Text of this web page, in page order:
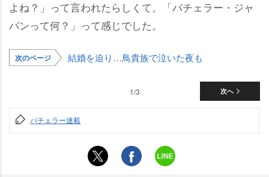
よね？」って言われたらしくて。「バチェラー・ジャ
パンって何？」って感じでした。
次のページ 結婚を迫り…鳥貴族で泣いた夜も
次へ
1/3
バチェラー連載